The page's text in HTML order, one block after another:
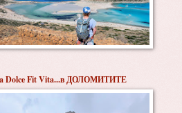
Dolce Fit Vita...в ДОЛОМИТИТЕ